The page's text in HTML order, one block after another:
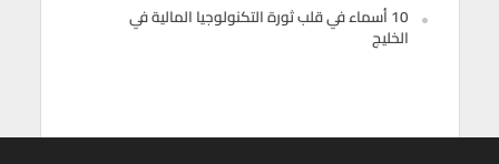
10 أسماء في قلب ثورة التكنولوجيا المالية في
الخليج